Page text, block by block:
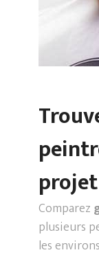
Comparez
plusieurs
les